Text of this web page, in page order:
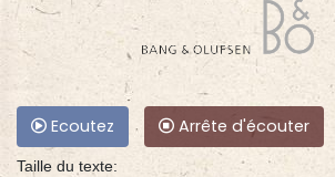
Ecoutez Arrête d'écouter
Taille du texte: